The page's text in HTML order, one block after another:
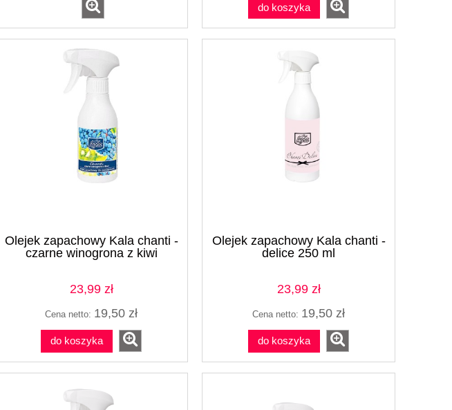
do koszyka
Olejek zapachowy Kala chanti -
czarne winogrona z kiwi
23,99 zł
Cena netto: 19,50 zł
do koszyka
Olejek zapachowy Kala chanti -
delice 250 ml
23,99 zł
Cena netto: 19,50 zł
do koszyka